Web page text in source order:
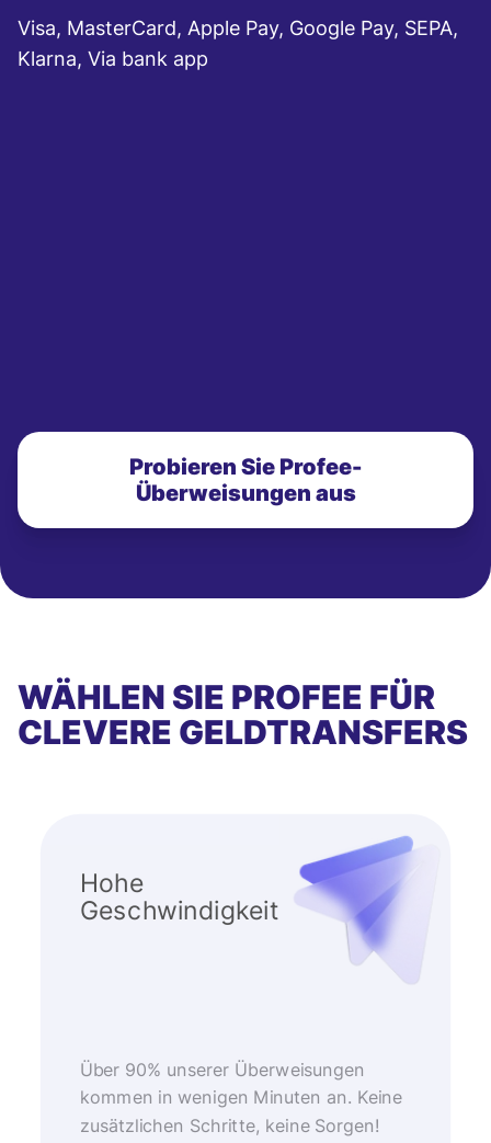
Visa, MasterCard, Apple Pay, Google Pay, SEPA,
Klarna, Via bank app
Probieren Sie Profee-
Überweisungen aus
WÄHLEN SIE PROFEE FÜR
CLEVERE GELDTRANSFERS
Hohe
Geschwindigkeit
Über 90% unserer Überweisungen
kommen in wenigen Minuten an. Keine
zusätzlichen Schritte, keine Sorgen!